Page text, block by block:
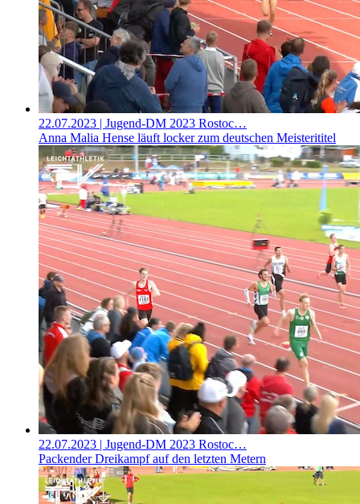
22.07.2023 | Jugend-DM 2023 Rostoc…
Anna Malia Hense läuft locker zum deutschen Meisterititel
22.07.2023 | Jugend-DM 2023 Rostoc…
Packender Dreikampf auf den letzten Metern